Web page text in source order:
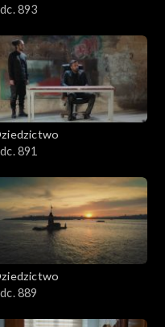
893
891
889